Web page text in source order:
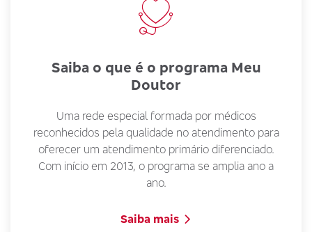
Saiba o que é o programa Meu
Doutor
Uma rede especial formada por médicos
reconhecidos pela qualidade no atendimento para
oferecer um atendimento primário diferenciado.
Com início em 2013, o programa se amplia ano a
ano.
Saiba mais